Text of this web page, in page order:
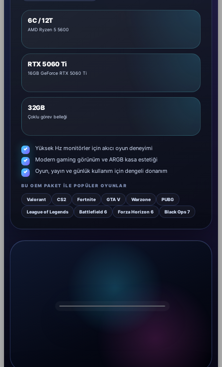
6C / 12T
AMD Ryzen 5 5600
RTX 5060 Ti
16GB GeForce RTX 5060 Ti
32GB
Çoklu görev belleği
Yüksek Hz monitörler için akıcı oyun deneyimi
Modern gaming görünüm ve ARGB kasa estetiği
Oyun, yayın ve günlük kullanım için dengeli donanım
BU OEM PAKET ILE POPÜLER OYUNLAR
Valorant CS2 Fortnite GTA V Warzone PUBG
League of Legends Battlefield 6 Forza Horizon 6 Black Ops 7